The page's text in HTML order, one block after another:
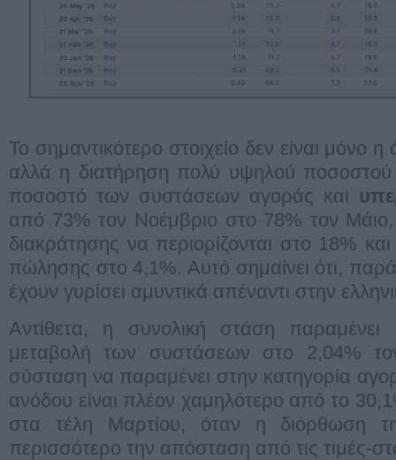
Το σημαντικότερο στοιχείο δεν είναι μόνο
αλλά η διατήρηση πολύ υψηλού
ποσοστό των συστάσεων αγοράς και
από 73% τον Νοέμβριο στο 78% τον Μάιο,
διακράτησης να περιορίζονται στο 18%
πώλησης στο 4,1%. Αυτό σημαίνει ότι, παρά
έχουν γυρίσει αμυντικά απέναντι στην
Αντίθετα, η συνολική στάση
μεταβολή των συστάσεων στο 2,04%
σύσταση να παραμένει στην κατηγορία
ανόδου είναι πλέον χαμηλότερο από το
στα τέλη Μαρτίου, όταν η διόρθωση
περισσότερο την απόσταση από τις τιμές-